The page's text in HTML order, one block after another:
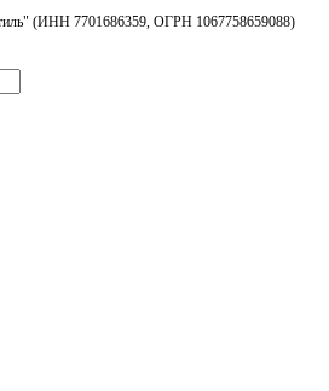
(ИНН 7701686359, ОГРН 1067758659088)